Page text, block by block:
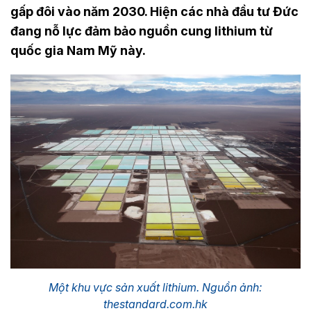
gấp đôi vào năm 2030. Hiện các nhà đầu tư Đức
đang nỗ lực đảm bảo nguồn cung lithium từ
quốc gia Nam Mỹ này.
Một khu vực sản xuất lithium. Nguồn ảnh:
thestandard.com.hk